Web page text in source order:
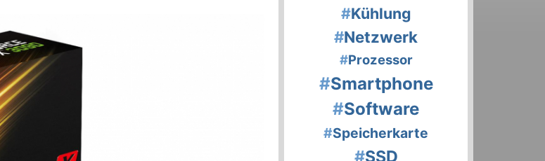
#Kühlung
#Netzwerk
#Prozessor
#Smartphone
#Software
#Speicherkarte
#SSD